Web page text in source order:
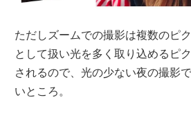
ただしズームでの撮影は複数のピ
として扱い光を多く取り込めるピ
されるので、光の少ない夜の撮影
いところ。